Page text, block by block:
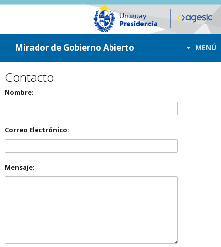
ir a contenido
ir al menú
Mirador de Gobierno Abierto MENÚ
Contacto
Nombre:
Correo Electrónico:
Mensaje: